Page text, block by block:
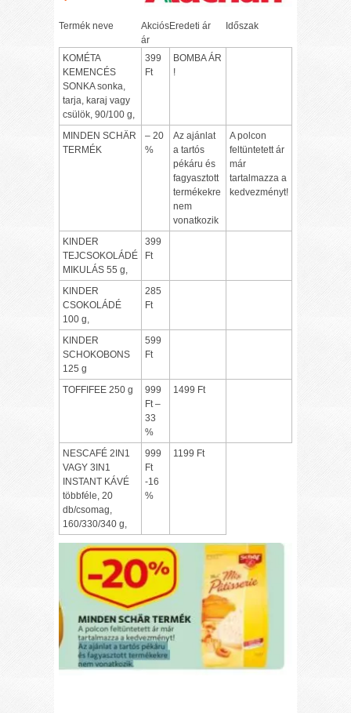
Termék neve
Akciós
ár
Eredeti ár Időszak
KOMÉTA
KEMENCÉS
SONKA sonka,
tarja, karaj vagy
csülök, 90/100 g,
399
Ft
BOMBA ÁR
!
MINDEN SCHÄR
TERMÉK
– 20
%
Az ajánlat
a tartós
pékáru és
fagyasztott
termékekre
nem
vonatkozik
A polcon
feltüntetett ár
már
tartalmazza a
kedvezményt!
KINDER
TEJCSOKOLÁDÉ
MIKULÁS 55 g,
399
Ft
KINDER
CSOKOLÁDÉ
100 g,
285
Ft
KINDER
SCHOKOBONS
125 g
599
Ft
TOFFIFEE 250 g
999
Ft –
33
%
1499 Ft
NESCAFÉ 2IN1
VAGY 3IN1
INSTANT KÁVÉ
többféle, 20
db/csomag,
160/330/340 g,
999
Ft
-16
%
1199 Ft